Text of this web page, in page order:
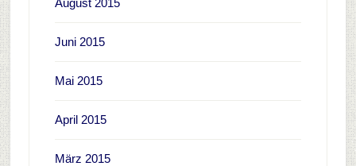
August 2015
Juni 2015
Mai 2015
April 2015
März 2015